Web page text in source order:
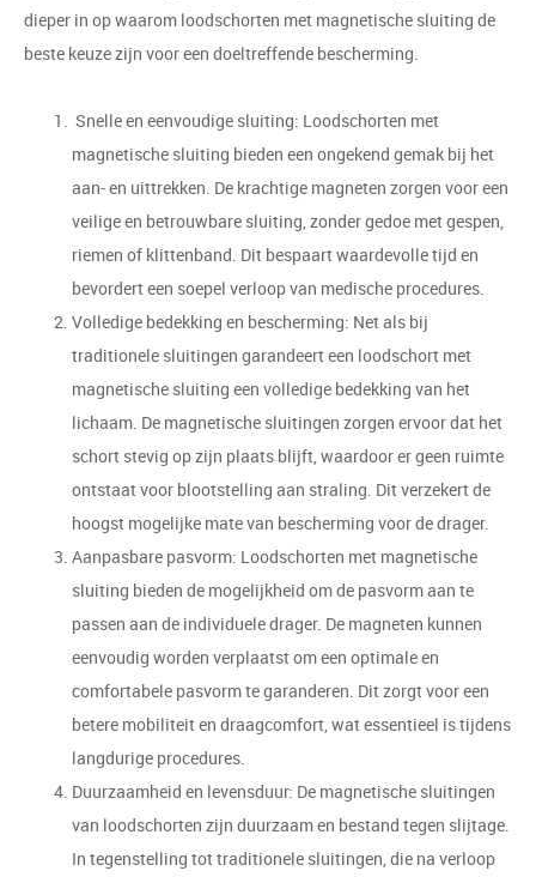
dieper in op waarom loodschorten met magnetische sluiting de
beste keuze zijn voor een doeltreffende bescherming.
Snelle en eenvoudige sluiting: Loodschorten met
magnetische sluiting bieden een ongekend gemak bij het
aan- en uittrekken. De krachtige magneten zorgen voor een
veilige en betrouwbare sluiting, zonder gedoe met gespen,
riemen of klittenband. Dit bespaart waardevolle tijd en
bevordert een soepel verloop van medische procedures.
Volledige bedekking en bescherming: Net als bij
traditionele sluitingen garandeert een loodschort met
magnetische sluiting een volledige bedekking van het
lichaam. De magnetische sluitingen zorgen ervoor dat het
schort stevig op zijn plaats blijft, waardoor er geen ruimte
ontstaat voor blootstelling aan straling. Dit verzekert de
hoogst mogelijke mate van bescherming voor de drager.
Aanpasbare pasvorm: Loodschorten met magnetische
sluiting bieden de mogelijkheid om de pasvorm aan te
passen aan de individuele drager. De magneten kunnen
eenvoudig worden verplaatst om een optimale en
comfortabele pasvorm te garanderen. Dit zorgt voor een
betere mobiliteit en draagcomfort, wat essentieel is tijdens
langdurige procedures.
Duurzaamheid en levensduur: De magnetische sluitingen
van loodschorten zijn duurzaam en bestand tegen slijtage.
In tegenstelling tot traditionele sluitingen, die na verloop